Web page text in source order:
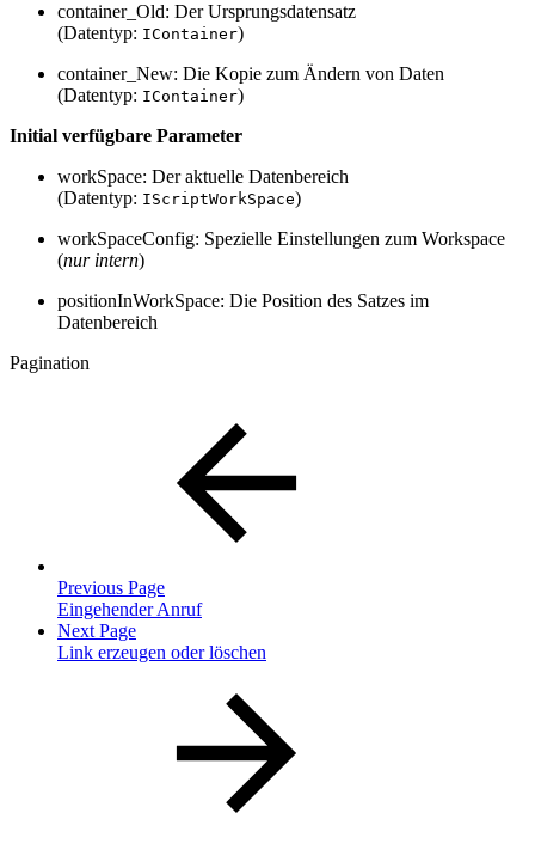
container_Old: Der Ursprungsdatensatz
(Datentyp: IContainer)
container_New: Die Kopie zum Ändern von Daten
(Datentyp: IContainer)
Initial verfügbare Parameter
workSpace: Der aktuelle Datenbereich
(Datentyp: IScriptWorkSpace)
workSpaceConfig: Spezielle Einstellungen zum Workspace
(nur intern)
positionInWorkSpace: Die Position des Satzes im
Datenbereich
Pagination
Previous Page
Eingehender Anruf
Next Page
Link erzeugen oder löschen